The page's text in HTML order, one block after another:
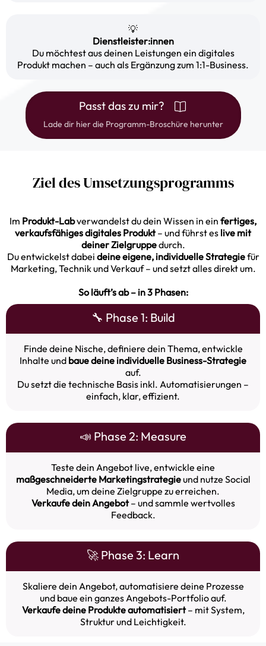
💡
Dienstleister:innen
Du möchtest aus deinen Leistungen ein digitales
Produkt machen – auch als Ergänzung zum 1:1-Business.
Passt das zu mir?
Lade dir hier die Programm-Broschüre herunter
Ziel des Umsetzungsprogramms
Im Produkt-Labverwandelst du dein Wissen in ein fertiges,
verkaufsfähiges digitales Produkt– und führst es live mit
deiner Zielgruppedurch.
Du entwickelst dabei deine eigene, individuelle Strategiefür
Marketing, Technik und Verkauf – und setzt alles direkt um.
So läuft’s ab – in 3 Phasen:
🔧 Phase 1: Build
Finde deine Nische, definiere dein Thema, entwickle
Inhalte und baue deine individuelle Business-Strategie
auf.
Du setzt die technische Basis inkl. Automatisierungen –
einfach, klar, effizient.
📣 Phase 2: Measure
Teste dein Angebot live, entwickle eine
maßgeschneiderte Marketingstrategieund nutze Social
Media, um deine Zielgruppe zu erreichen.
Verkaufe dein Angebot– und sammle wertvolles
Feedback.
🚀 Phase 3: Learn
Skaliere dein Angebot, automatisiere deine Prozesse
und baue ein ganzes Angebots-Portfolio auf.
Verkaufe deine Produkte automatisiert– mit System,
Struktur und Leichtigkeit.